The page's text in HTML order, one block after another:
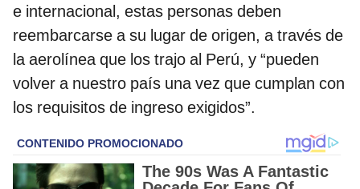
e internacional, estas personas deben
reembarcarse a su lugar de origen, a través de
la aerolínea que los trajo al Perú, y “pueden
volver a nuestro país una vez que cumplan con
los requisitos de ingreso exigidos”.